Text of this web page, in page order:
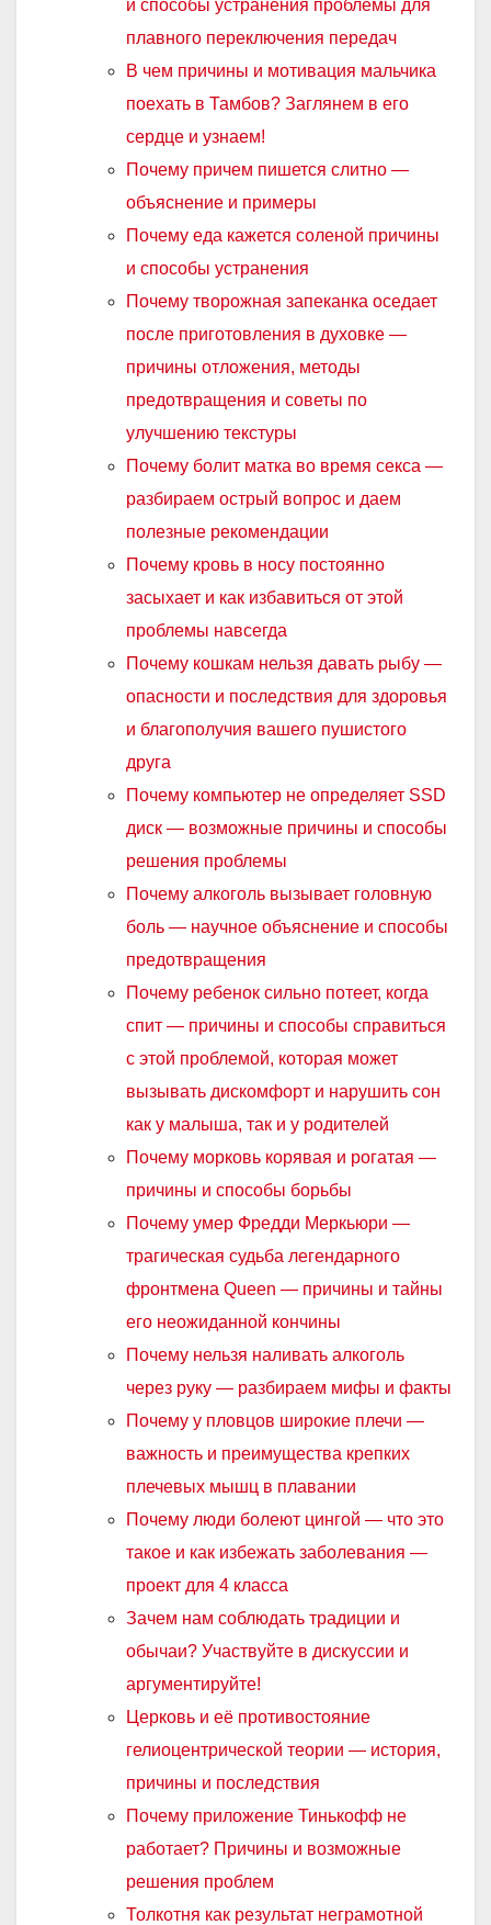
и способы устранения проблемы для
плавного переключения передач
В чем причины и мотивация мальчика
поехать в Тамбов? Заглянем в его
сердце и узнаем!
Почему причем пишется слитно —
объяснение и примеры
Почему еда кажется соленой причины
и способы устранения
Почему творожная запеканка оседает
после приготовления в духовке —
причины отложения, методы
предотвращения и советы по
улучшению текстуры
Почему болит матка во время секса —
разбираем острый вопрос и даем
полезные рекомендации
Почему кровь в носу постоянно
засыхает и как избавиться от этой
проблемы навсегда
Почему кошкам нельзя давать рыбу —
опасности и последствия для здоровья
и благополучия вашего пушистого
друга
Почему компьютер не определяет SSD
диск — возможные причины и способы
решения проблемы
Почему алкоголь вызывает головную
боль — научное объяснение и способы
предотвращения
Почему ребенок сильно потеет, когда
спит — причины и способы справиться
с этой проблемой, которая может
вызывать дискомфорт и нарушить сон
как у малыша, так и у родителей
Почему морковь корявая и рогатая —
причины и способы борьбы
Почему умер Фредди Меркьюри —
трагическая судьба легендарного
фронтмена Queen — причины и тайны
его неожиданной кончины
Почему нельзя наливать алкоголь
через руку — разбираем мифы и факты
Почему у пловцов широкие плечи —
важность и преимущества крепких
плечевых мышц в плавании
Почему люди болеют цингой — что это
такое и как избежать заболевания —
проект для 4 класса
Зачем нам соблюдать традиции и
обычаи? Участвуйте в дискуссии и
аргументируйте!
Церковь и её противостояние
гелиоцентрической теории — история,
причины и последствия
Почему приложение Тинькофф не
работает? Причины и возможные
решения проблем
Толкотня как результат неграмотной